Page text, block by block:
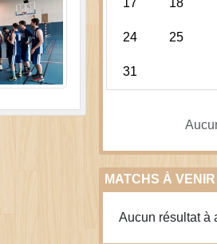
17 18
24 25
31
MATCHS À VENIR
Aucun résultat à